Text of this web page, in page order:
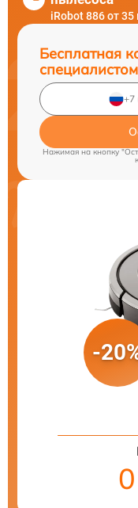
iRobot 886 от 35
Бесплатная
специалистом
Нажимая на кнопку
-